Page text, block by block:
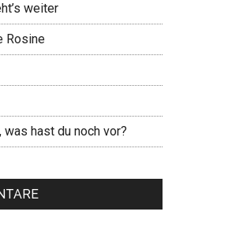
weiter
Rosine
hast du noch vor?